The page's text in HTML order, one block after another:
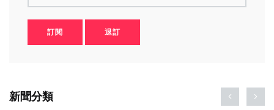
訂閱 退訂
新聞分類